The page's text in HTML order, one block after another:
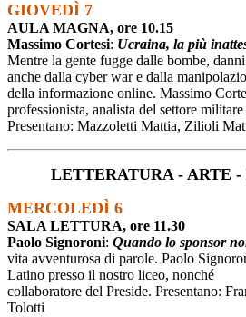
GIOVEDÌ 7
AULA MAGNA, ore 10.15
Massimo Cortesi: Ucraina, la più
Mentre la gente fugge dalle bombe,
anche dalla cyber war e dalla
della informazione online. Massimo
professionista, analista del settore
Presentano: Mazzoletti Mattia, Zilioli
LETTERATURA - ARTE
MERCOLEDÌ 6
SALA LETTURA, ore 11.30
Paolo Signoroni: Quando lo sponsor
vita avventurosa di parole. Paolo
Latino presso il nostro liceo, nonché
collaboratore del Preside. Presentano:
Tolotti